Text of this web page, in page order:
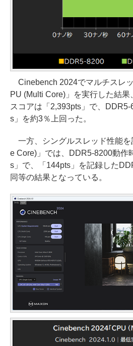
Cinebench 2024でマルチスレ
PU (Multi Core)」を実行した結
スコアは「2,393pts」で、
s」を約3％上回った。
一方、シングルスレッド性能を
e Core)」では、DDR5-8200動作
s」で、「144pts」を記録した
同等の結果となっている。